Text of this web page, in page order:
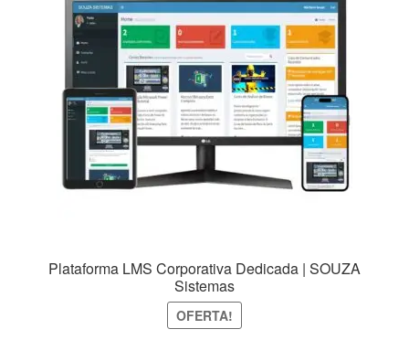
Plataforma LMS Corporativa Dedicada | SOUZA
Sistemas
OFERTA!